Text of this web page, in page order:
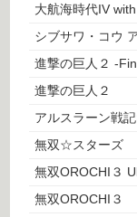
大航海時代IV
シブサワ・コウ
進撃の巨人２ -
進撃の巨人２
アルスラーン戦
無双☆スターズ
無双OROCHI３
無双OROCHI３